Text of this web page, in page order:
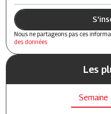
Nous ne partageons pas ces
des données
Les
Semaine